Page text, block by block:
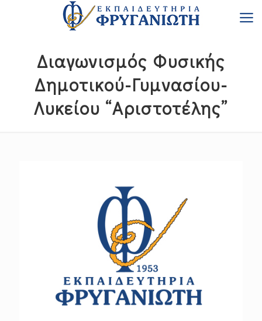
Διαγωνισμός Φυσικής
Δημοτικού-Γυμνασίου-
Λυκείου “Αριστοτέλης”